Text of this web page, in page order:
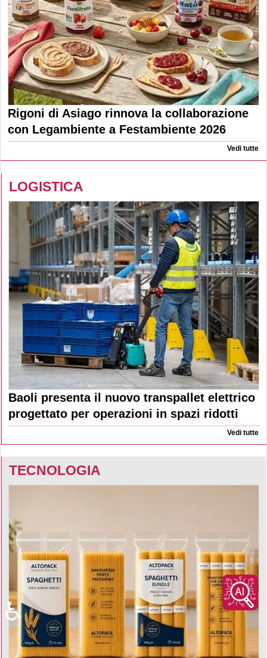
Rigoni di Asiago rinnova la collaborazione
con Legambiente a Festambiente 2026
Vedi tutte
LOGISTICA
Baoli presenta il nuovo transpallet elettrico
progettato per operazioni in spazi ridotti
Vedi tutte
TECNOLOGIA